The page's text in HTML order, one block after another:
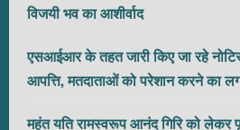
विजयी भव का आशीर्वाद
एसआईआर के तहत जारी किए जा रहे
आपत्ति, मतदाताओं को परेशान करने का
महंत यति रामस्वरूप आनंद गिरि को लेकर